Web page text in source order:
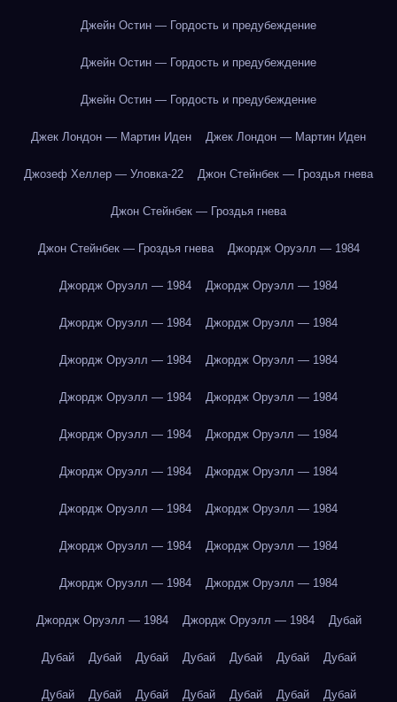
Джейн Остин — Гордость и предубеждение
Джейн Остин — Гордость и предубеждение
Джейн Остин — Гордость и предубеждение
Джек Лондон — Мартин Иден Джек Лондон — Мартин Иден
Джозеф Хеллер — Уловка-22 Джон Стейнбек — Гроздья гнева
Джон Стейнбек — Гроздья гнева
Джон Стейнбек — Гроздья гнева Джордж Оруэлл — 1984
Джордж Оруэлл — 1984 Джордж Оруэлл — 1984
Джордж Оруэлл — 1984 Джордж Оруэлл — 1984
Джордж Оруэлл — 1984 Джордж Оруэлл — 1984
Джордж Оруэлл — 1984 Джордж Оруэлл — 1984
Джордж Оруэлл — 1984 Джордж Оруэлл — 1984
Джордж Оруэлл — 1984 Джордж Оруэлл — 1984
Джордж Оруэлл — 1984 Джордж Оруэлл — 1984
Джордж Оруэлл — 1984 Джордж Оруэлл — 1984
Джордж Оруэлл — 1984 Джордж Оруэлл — 1984
Джордж Оруэлл — 1984 Джордж Оруэлл — 1984 Дубай
Дубай Дубай Дубай Дубай Дубай Дубай Дубай
Дубай Дубай Дубай Дубай Дубай Дубай Дубай